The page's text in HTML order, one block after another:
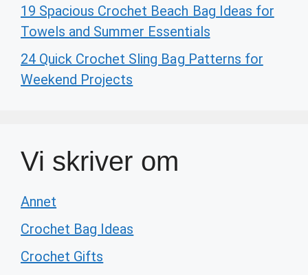
19 Spacious Crochet Beach Bag Ideas for
Towels and Summer Essentials
24 Quick Crochet Sling Bag Patterns for
Weekend Projects
Vi skriver om
Annet
Crochet Bag Ideas
Crochet Gifts